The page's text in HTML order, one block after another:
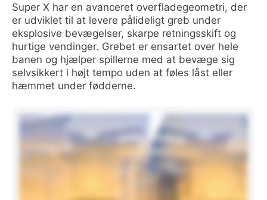
Super X har en avanceret overfladegeometri, der
er udviklet til at levere pålideligt greb under
eksplosive bevægelser, skarpe retningsskift og
hurtige vendinger. Grebet er ensartet over hele
banen og hjælper spillerne med at bevæge sig
selvsikkert i højt tempo uden at føles låst eller
hæmmet under fødderne.